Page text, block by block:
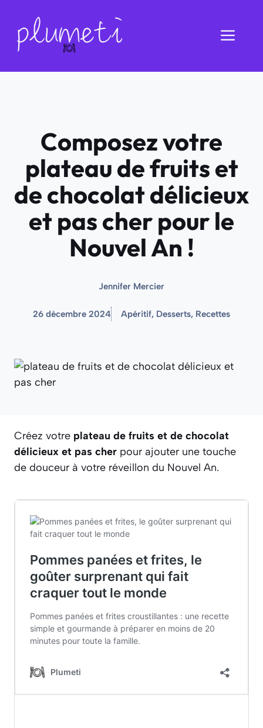
contenu
Composez votre
plateau de fruits et
de chocolat délicieux
et pas cher pour le
Nouvel An !
Jennifer Mercier
26 décembre 2024 Apéritif, Desserts, Recettes
Créez votre plateau de fruits et de chocolat
délicieux et pas cher pour ajouter une touche
de douceur à votre réveillon du Nouvel An.